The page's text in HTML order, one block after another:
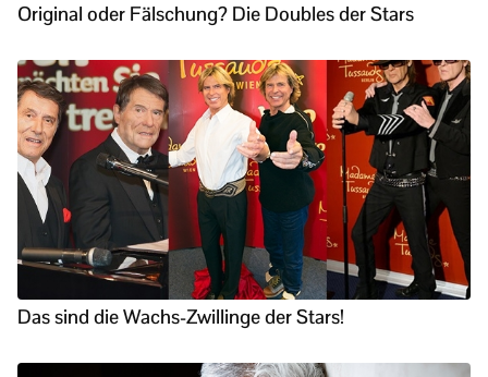
Original oder Fälschung? Die Doubles der Stars
Das sind die Wachs-Zwillinge der Stars!